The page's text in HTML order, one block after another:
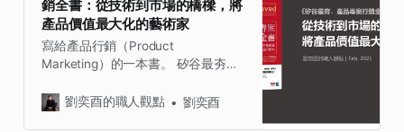
自己的事業。 ．．． 那麼，我是如
何理解這本書的？ 做為知識自雇者，
我會從「知識創業」與「內容產業
化」的角度來思考如何創造不平等優
變現的經驗，總結出四個觀點： 一｜
盤點與形塑「不平等優勢」的組合 二
銷全書：從技術到市場的橋樑，將
產品價值最大化的藝術家
寫給產品行銷（Product
Marketing）的一本書。 矽谷最夯．
產品，重新定義產品行銷力書名：矽
劉奕酉的職人觀點 劉奕酉